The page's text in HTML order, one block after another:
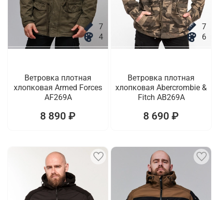
7
4
Ветровка плотная
хлопковая Armed Forces
AF269A
8 890 ₽
7
6
Ветровка плотная
хлопковая Abercrombie &
Fitch AB269A
8 690 ₽